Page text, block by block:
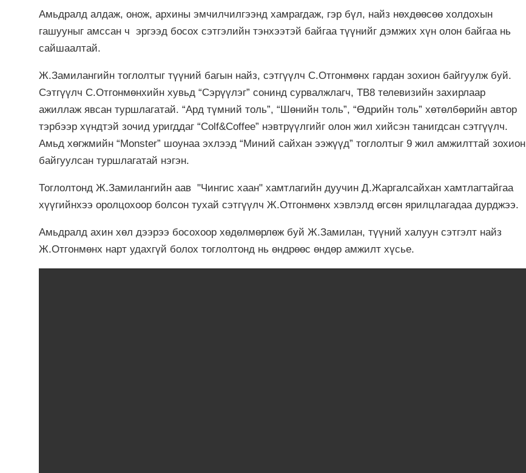
Амьдралд алдаж, онож, архины эмчилчилгээнд хамрагдаж, гэр бүл, найз нөхдөөсөө холдохын
гашууныг амссан ч эргээд босох сэтгэлийн тэнхээтэй байгаа түүнийг дэмжих хүн олон байгаа нь
сайшаалтай.
Ж.Замилангийн тоглолтыг түүний багын найз, сэтгүүлч С.Отгонмөнх гардан зохион байгуулж буй.
Сэтгүүлч С.Отгонмөнхийн хувьд “Сэрүүлэг” сонинд сурвалжлагч, ТВ8 телевизийн захирлаар
ажиллаж явсан туршлагатай. “Ард түмний толь”, “Шөнийн толь”, “Өдрийн толь” хөтөлбөрийн автор
тэрбээр хүндтэй зочид уригддаг “Colf&Coffee” нэвтрүүлгийг олон жил хийсэн танигдсан сэтгүүлч.
Амьд хөгжмийн “Monster” шоунаа эхлээд “Миний сайхан ээжүүд” тоглолтыг 9 жил амжилттай зохион
байгуулсан туршлагатай нэгэн.
Тоглолтонд Ж.Замилангийн аав "Чингис хаан" хамтлагийн дуучин Д.Жаргалсайхан хамтлагтайгаа
хүүгийнхээ оролцохоор болсон тухай сэтгүүлч Ж.Отгонмөнх хэвлэлд өгсөн ярилцлагадаа дурджээ.
Амьдралд ахин хөл дээрээ босохоор хөдөлмөрлөж буй Ж.Замилан, түүний халуун сэтгэлт найз
Ж.Отгонмөнх нарт удахгүй болох тоглолтонд нь өндрөөс өндөр амжилт хүсье.